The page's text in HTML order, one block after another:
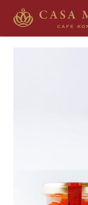
HOME
CAKE
ラズベリージャム ＆ ア